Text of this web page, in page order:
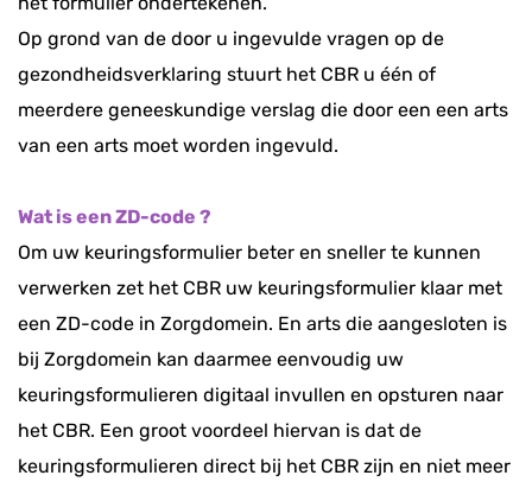
Op grond van de door u ingevulde vragen op de
gezondheidsverklaring stuurt het CBR u één of
meerdere geneeskundige verslag die door een een arts
van een arts moet worden ingevuld.
Wat is een ZD-code ?
Om uw keuringsformulier beter en sneller te kunnen
verwerken zet het CBR uw keuringsformulier klaar met
een ZD-code in Zorgdomein. En arts die aangesloten is
bij Zorgdomein kan daarmee eenvoudig uw
keuringsformulieren digitaal invullen en opsturen naar
het CBR. Een groot voordeel hiervan is dat de
keuringsformulieren direct bij het CBR zijn en niet meer